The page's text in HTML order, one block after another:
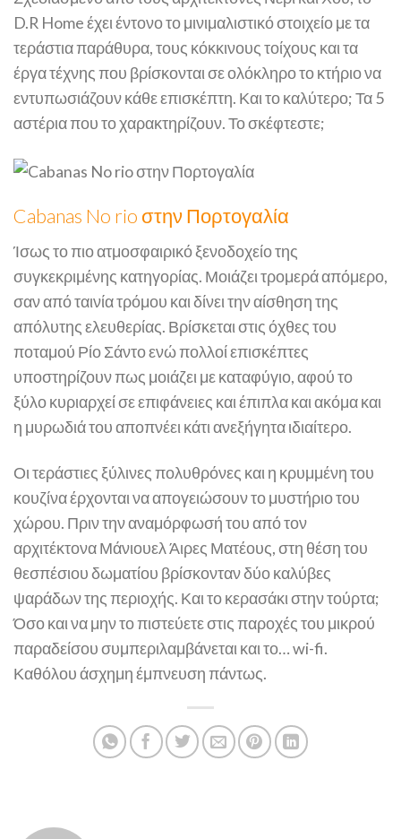
D.R Home έχει έντονο το μινιμαλιστικό στοιχείο με τα
τεράστια παράθυρα, τους κόκκινους τοίχους και τα
έργα τέχνης που βρίσκονται σε ολόκληρο το κτήριο να
εντυπωσιάζουν κάθε επισκέπτη. Και το καλύτερο; Τα 5
αστέρια που το χαρακτηρίζουν. Το σκέφτεστε;
Cabanas No rio στην Πορτογαλία
Ίσως το πιο ατμοσφαιρικό ξενοδοχείο της
συγκεκριμένης κατηγορίας. Μοιάζει τρομερά απόμερο,
σαν από ταινία τρόμου και δίνει την αίσθηση της
απόλυτης ελευθερίας. Βρίσκεται στις όχθες του
ποταμού Ρίο Σάντο ενώ πολλοί επισκέπτες
υποστηρίζουν πως μοιάζει με καταφύγιο, αφού το
ξύλο κυριαρχεί σε επιφάνειες και έπιπλα και ακόμα και
η μυρωδιά του αποπνέει κάτι ανεξήγητα ιδιαίτερο.
Οι τεράστιες ξύλινες πολυθρόνες και η κρυμμένη του
κουζίνα έρχονται να απογειώσουν το μυστήριο του
χώρου. Πριν την αναμόρφωσή του από τον
αρχιτέκτονα Μάνιουελ Άιρες Ματέους, στη θέση του
θεσπέσιου δωματίου βρίσκονταν δύο καλύβες
ψαράδων της περιοχής. Και το κερασάκι στην τούρτα;
Όσο και να μην το πιστεύετε στις παροχές του μικρού
παραδείσου συμπεριλαμβάνεται και το… wi-fi.
Καθόλου άσχημη έμπνευση πάντως.